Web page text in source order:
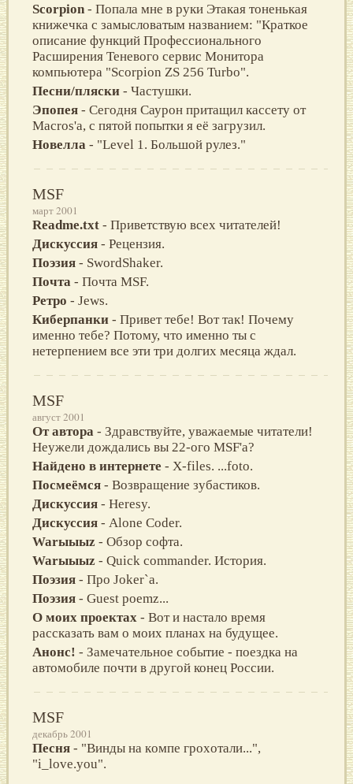
Scorpion - Попала мне в руки Этакая тоненькая
книжечка с замысловатым названием: "Краткое
описание функций Профессионального
Расширения Теневого сервис Монитора
компьютера "Scorpion ZS 256 Turbo".
Песни/пляски - Частушки.
Эпопея - Сегодня Саурон притащил кассету от
Macros'а, с пятой попытки я её загрузил.
Новелла - "Level 1. Большой рулез."
MSF
март 2001
Readme.txt - Приветствую всех читателей!
Дискуссия - Рецензия.
Поэзия - SwordShaker.
Почта - Почта MSF.
Ретро - Jews.
Киберпанки - Привет тебе! Вот так! Почему
именно тебе? Потому, что именно ты с
нетерпением все эти три долгих месяца ждал.
MSF
август 2001
От автора - Здравствуйте, уважаемые читатели!
Неужели дождались вы 22-ого MSF'а?
Найдено в интернете - X-files. ...foto.
Посмеёмся - Возвращение зубастиков.
Дискуссия - Heresy.
Дискуссия - Alone Coder.
Warыыыz - Обзор софта.
Warыыыz - Quick commander. История.
Поэзия - Про Joker`а.
Поэзия - Guest poemz...
О моих проектах - Вот и настало время
рассказать вам о моих планах на будущее.
Анонс! - Замечательное событие - поездка на
автомобиле почти в другой конец России.
MSF
декабрь 2001
Песня - "Bинды на кoмпе гpoxoтали...",
"i_love.уou".